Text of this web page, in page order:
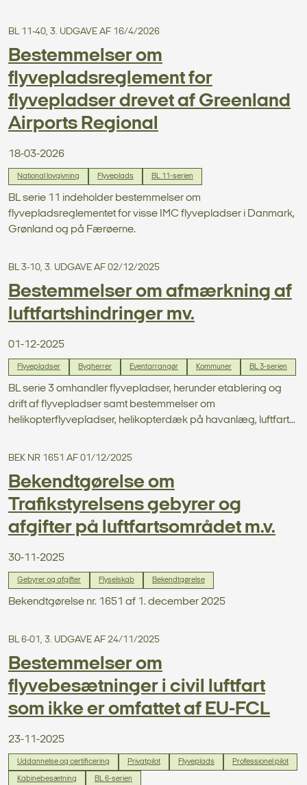
BL 11-40, 3. UDGAVE AF 16/4/2026
Bestemmelser om
flyvepladsreglement for
flyvepladser drevet af Greenland
Airports Regional
18-03-2026
National lovgivning Flyveplads BL 11-serien
BL serie 11 indeholder bestemmelser om
flyvepladsreglementet for visse IMC flyvepladser i Danmark,
Grønland og på Færøerne.
BL 3-10, 3. UDGAVE AF 02/12/2025
Bestemmelser om afmærkning af
luftfartshindringer mv.
01-12-2025
Flyvepladser Bygherrer Eventarrangør Kommuner BL 3-serien
BL serie 3 omhandler flyvepladser, herunder etablering og
drift af flyvepladser samt bestemmelser om
helikopterflyvepladser, helikopterdæk på havanlæg, luftfart...
BEK NR 1651 AF 01/12/2025
Bekendtgørelse om
Trafikstyrelsens gebyrer og
afgifter på luftfartsområdet m.v.
30-11-2025
Gebyrer og afgifter Flyselskab Bekendtgørelse
Bekendtgørelse nr. 1651 af 1. december 2025
BL 6-01, 3. UDGAVE AF 24/11/2025
Bestemmelser om
flyvebesætninger i civil luftfart
som ikke er omfattet af EU-FCL
23-11-2025
Uddannelse og certificering Privatpilot Flyveplads Professionel pilot
Kabinebesætning BL 6-serien